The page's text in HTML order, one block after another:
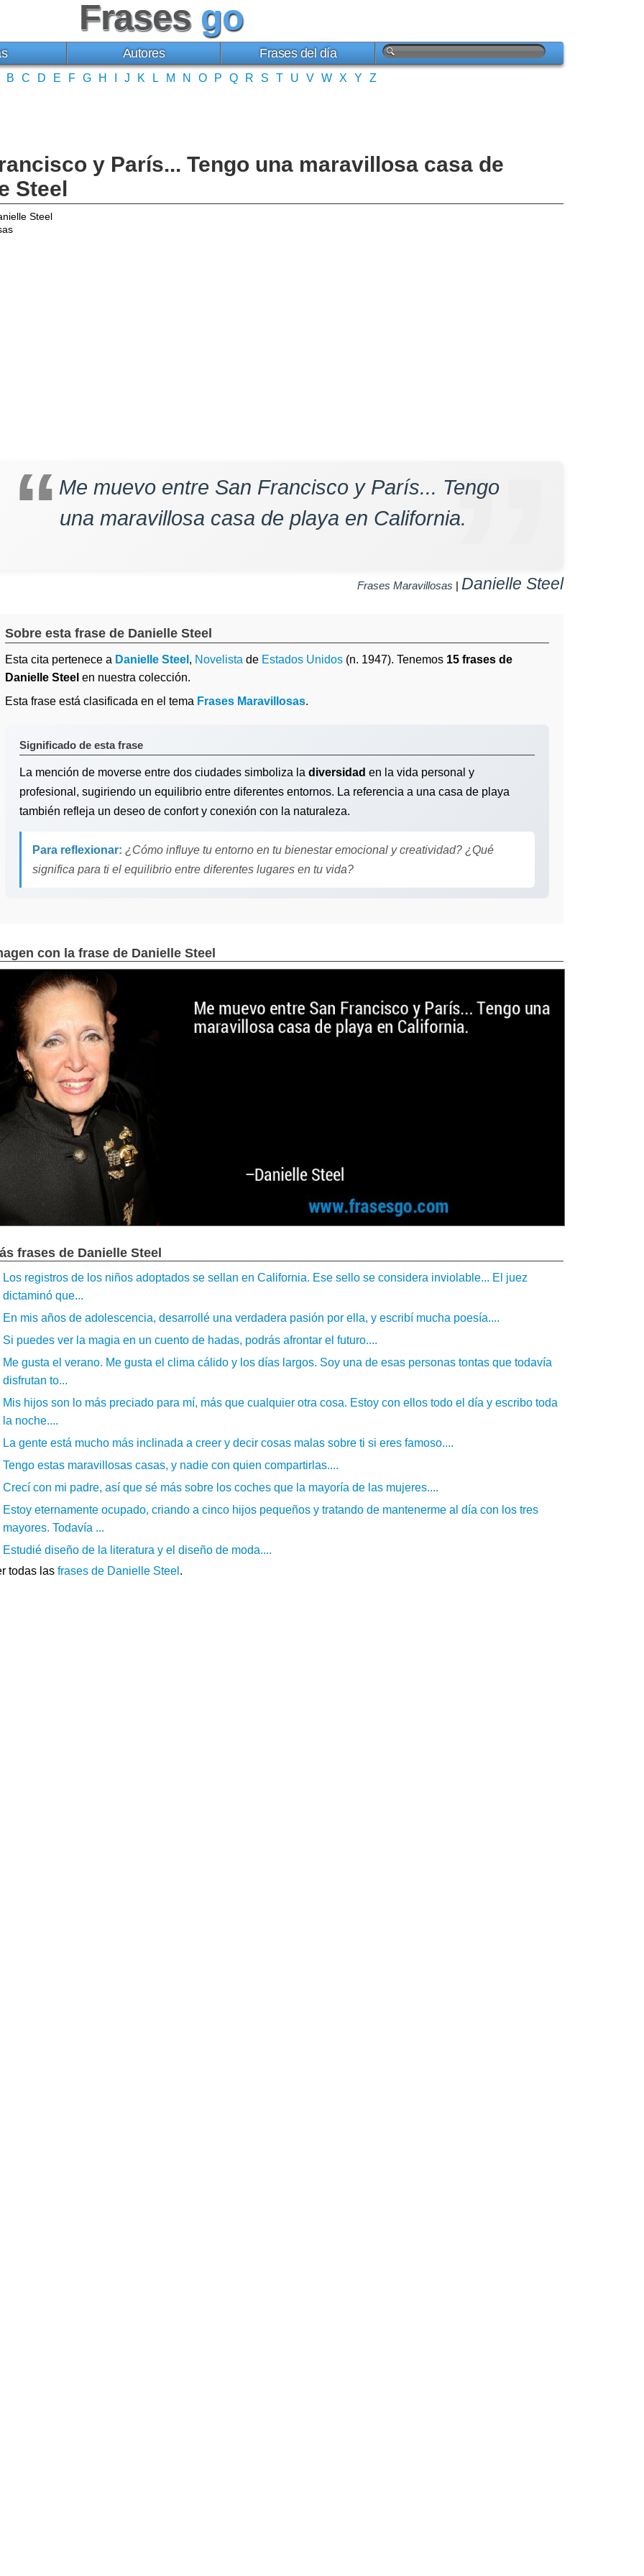
Frases go
Autores Frases del día
B C D E F G H J K L M N O P Q R S T U V W X Y Z
y París... Tengo una maravillosa casa de
Steel
Steel
Me muevo entre San Francisco y París... Tengo
una maravillosa casa de playa en California.
Frases Maravillosas | Danielle Steel
Sobre esta frase de Danielle Steel
Esta cita pertenece a Danielle Steel , Novelista de Estados Unidos (n. 1947). Tenemos 15 frases de
Danielle Steel en nuestra colección.
Esta frase está clasificada en el tema Frases Maravillosas.
Significado de esta frase
La mención de moverse entre dos ciudades simboliza la diversidad en la vida personal y
profesional, sugiriendo un equilibrio entre diferentes entornos. La referencia a una casa de playa
también refleja un deseo de confort y conexión con la naturaleza.
Para reflexionar: ¿Cómo influye tu entorno en tu bienestar emocional y creatividad? ¿Qué
significa para ti el equilibrio entre diferentes lugares en tu vida?
con la frase de Danielle Steel
frases de Danielle Steel
Los registros de los niños adoptados se sellan en California. Ese sello se considera inviolable... El juez
dictaminó que...
En mis años de adolescencia, desarrollé una verdadera pasión por ella, y escribí mucha poesía....
Si puedes ver la magia en un cuento de hadas, podrás afrontar el futuro....
Me gusta el verano. Me gusta el clima cálido y los días largos. Soy una de esas personas tontas que todavía
disfrutan to...
Mis hijos son lo más preciado para mí, más que cualquier otra cosa. Estoy con ellos todo el día y escribo toda
la noche....
La gente está mucho más inclinada a creer y decir cosas malas sobre ti si eres famoso....
Tengo estas maravillosas casas, y nadie con quien compartirlas....
Crecí con mi padre, así que sé más sobre los coches que la mayoría de las mujeres....
Estoy eternamente ocupado, criando a cinco hijos pequeños y tratando de mantenerme al día con los tres
mayores. Todavía ...
Estudié diseño de la literatura y el diseño de moda....
todas las frases de Danielle Steel .